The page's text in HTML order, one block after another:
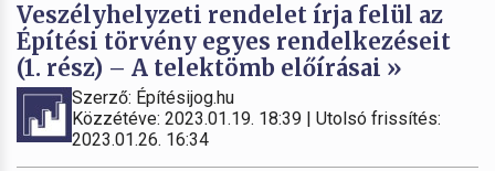
Veszélyhelyzeti rendelet írja felül az
Építési törvény egyes rendelkezéseit
(1. rész) – A telektömb előírásai »
Szerző: Építésijog.hu
Közzétéve: 2023.01.19. 18:39 | Utolsó frissítés:
2023.01.26. 16:34